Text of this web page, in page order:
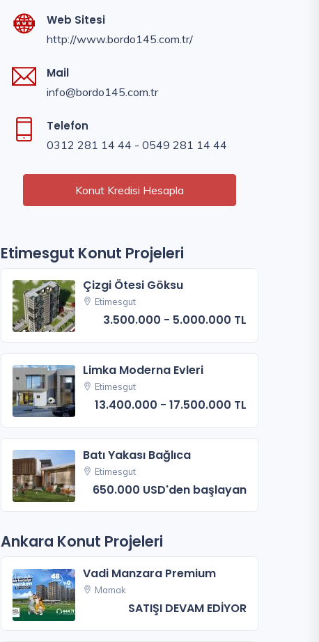
Web Sitesi
http://www.bordo145.com.tr/
Mail
info@bordo145.com.tr
Telefon
0312 281 14 44 - 0549 281 14 44
Konut Kredisi Hesapla
Etimesgut Konut Projeleri
Çizgi Ötesi Göksu
Etimesgut
3.500.000 - 5.000.000 TL
Limka Moderna Evleri
Etimesgut
13.400.000 - 17.500.000 TL
Batı Yakası Bağlıca
Etimesgut
650.000 USD'den başlayan
Ankara Konut Projeleri
Vadi Manzara Premium
Mamak
SATIŞI DEVAM EDİYOR